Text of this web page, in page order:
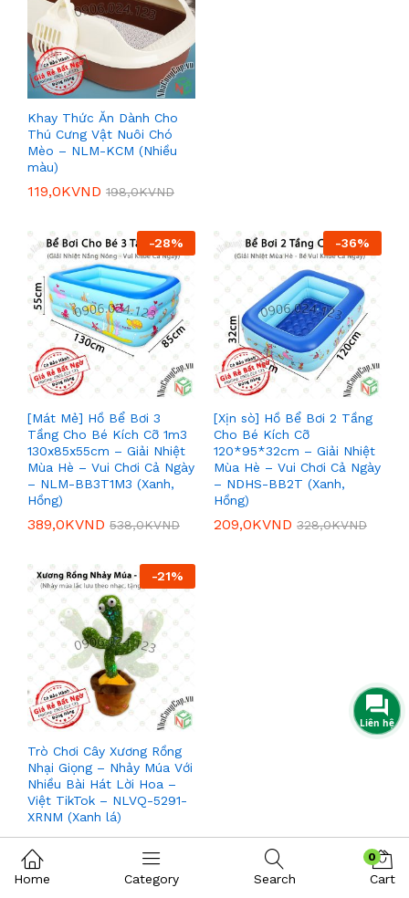
Khay Thức Ăn Dành Cho
Thú Cưng Vật Nuôi Chó
Mèo – NLM-KCM (Nhiều
màu)
119,0KVND 198,0KVND
-28%
[Mát Mẻ] Hồ Bể Bơi 3
Tầng Cho Bé Kích Cỡ 1m3
130x85x55cm – Giải Nhiệt
Mùa Hè – Vui Chơi Cả Ngày
– NLM-BB3T1M3 (Xanh,
Hồng)
389,0KVND 538,0KVND
-36%
[Xịn sò] Hồ Bể Bơi 2 Tầng
Cho Bé Kích Cỡ
120*95*32cm – Giải Nhiệt
Mùa Hè – Vui Chơi Cả Ngày
– NDHS-BB2T (Xanh,
Hồng)
209,0KVND 328,0KVND
-21%
Trò Chơi Cây Xương Rồng
Nhại Giọng – Nhảy Múa Với
Nhiều Bài Hát Lời Hoa –
Việt TikTok – NLVQ-5291-
XRNM (Xanh lá)
189,0KVND 238,0KVND
Home Category Search
0
Cart